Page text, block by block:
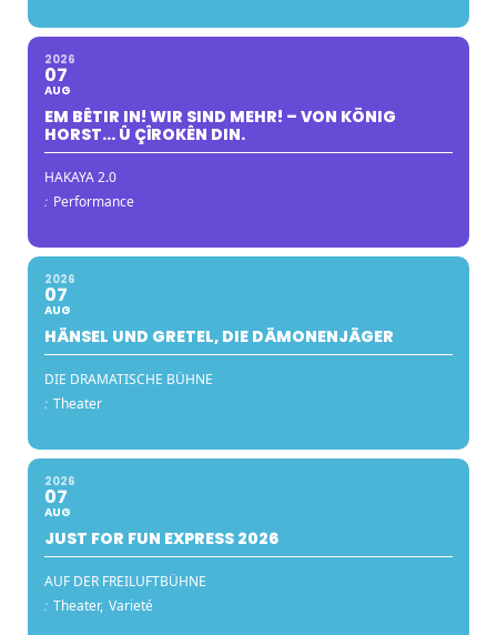
2026
07
AUG
EM BÊTIR IN! WIR SIND MEHR! – VON KÖNIG
HORST… Û ÇÎROKÊN DIN.
HAKAYA 2.0
: Performance
2026
07
AUG
HÄNSEL UND GRETEL, DIE DÄMONENJÄGER
DIE DRAMATISCHE BÜHNE
: Theater
2026
07
AUG
JUST FOR FUN EXPRESS 2026
AUF DER FREILUFTBÜHNE
: Theater, Varieté